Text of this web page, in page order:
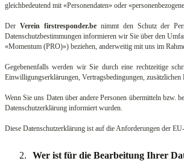
gleichbedeutend mit «Personendaten» oder
Der Verein firstresponder.benimmt den Schutz der
Datenschutzbestimmungen informieren wir Sie über den
«Momentum (PRO)») beziehen, anderweitig mit uns im
Gegebenenfalls werden wir Sie durch eine rechtzeitige
Einwilligungserklärungen, Vertragsbedingungen,
Wenn Sie uns Daten über andere Personen übermitteln bzw.
Datenschutzerklärung informiert wurden.
Diese Datenschutzerklärung ist auf die Anforderungen der
2. Wer ist für die Bearbeitung Ihrer